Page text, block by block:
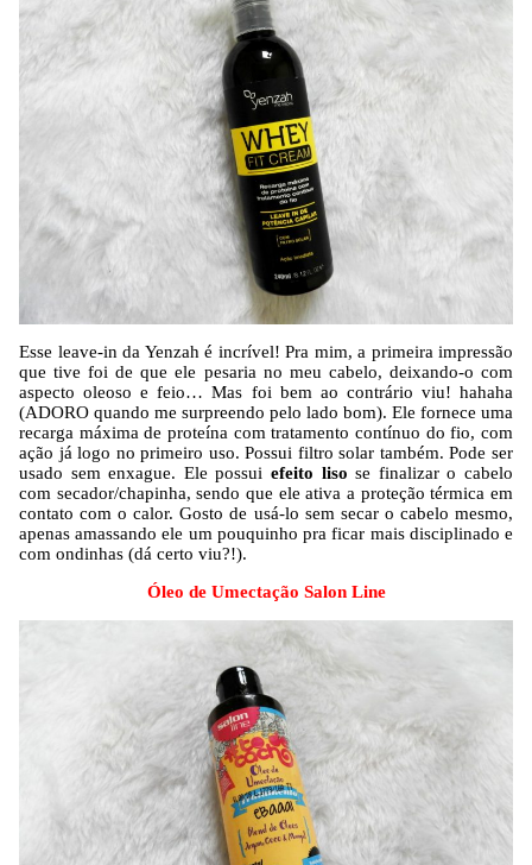
Esse leave-in da Yenzah é incrível! Pra mim, a primeira impressão
que tive foi de que ele pesaria no meu cabelo, deixando-o com
aspecto oleoso e feio… Mas foi bem ao contrário viu! hahaha
(ADORO quando me surpreendo pelo lado bom). Ele fornece uma
recarga máxima de proteína com tratamento contínuo do fio, com
ação já logo no primeiro uso. Possui filtro solar também. Pode ser
usado sem enxague. Ele possui efeito liso se finalizar o cabelo
com secador/chapinha, sendo que ele ativa a proteção térmica em
contato com o calor. Gosto de usá-lo sem secar o cabelo mesmo,
apenas amassando ele um pouquinho pra ficar mais disciplinado e
com ondinhas (dá certo viu?!).
Óleo de Umectação Salon Line